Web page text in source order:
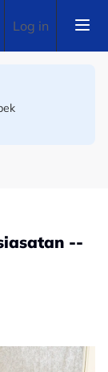
Log inrealiti
--